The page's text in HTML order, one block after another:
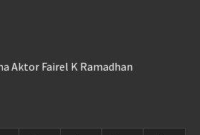
Aktor Fairel K Ramadhan